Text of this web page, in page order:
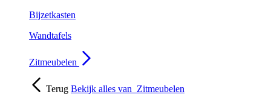
Bijzetkasten
Wandtafels
Zitmeubelen
Terug Bekijk alles van Zitmeubelen